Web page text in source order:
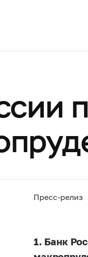
Пресс-релиз
1. Банк